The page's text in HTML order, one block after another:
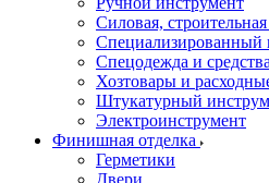
Силовая,
Специализированный
Спецодежда и
Хозтовары и
Штукатурный
Электроинструмент
Финишная отделка
Герметики
Двери